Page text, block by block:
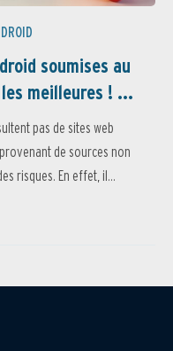
soumises au
meilleures ! ...
pas de sites web
de sources non
risques. En effet, il...